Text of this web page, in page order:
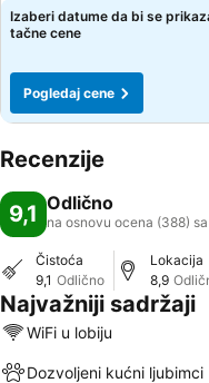
Pogledaj cene
Izaberi datume da bi se
tačne cene
Pogledaj cene
Recenzije
9,1 Odlično
na osnovu ocena (388)
Čistoća
9,1 Odlično
Lokacija
8,9
Najvažniji sadržaji
WiFi u lobiju
Dozvoljeni kućni ljubimci